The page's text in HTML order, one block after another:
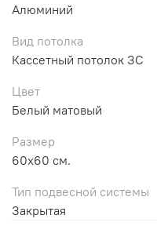
Алюминий
Вид потолка
Кассетный потолок ЗС
Цвет
Белый матовый
Размер
60х60 см.
Тип подвесной системы
Закрытая